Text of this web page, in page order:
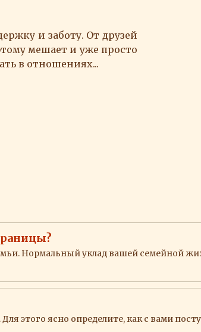
и заботу. От друзей
мешает и уже просто
в отношениях...
Нормальный уклад вашей семейной
этого ясно определите, как с вами